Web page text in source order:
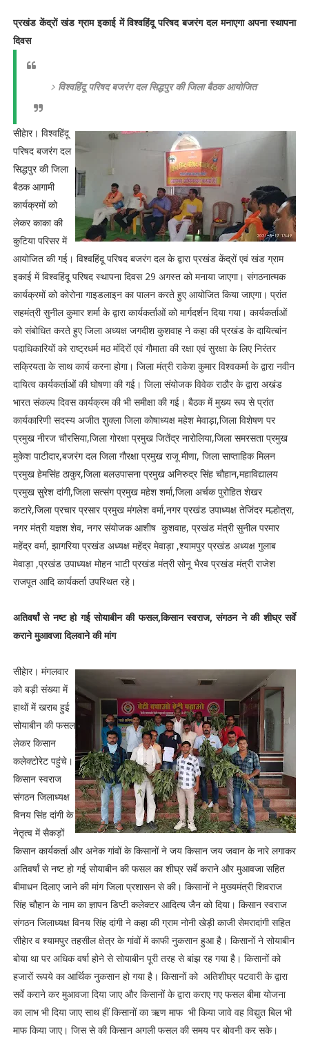
प्रखंड केंद्रों खंड ग्राम इकाई में विश्वहिंदू परिषद बजरंग दल मनाएगा अपना स्थापना
दिवस
विश्वहिंदू परिषद बजरंग दल सिद्धपुर की जिला बैठक आयोजित
सीहेार। विश्वहिंदू
परिषद बजरंग दल
सिद्धपुर की जिला
बैठक आगामी
कार्यक्रमों को
लेकर काका की
कुटिया परिसर में
आयोजित की गई। विश्वहिंदू परिषद बजरंग दल के द्वारा प्रखंड केंद्रों एवं खंड ग्राम
इकाई में विश्वहिंदू परिषद स्थापना दिवस 29 अगस्त को मनाया जाएगा। संगठनात्मक
कार्यक्रमों को कोरोना गाइडलाइन का पालन करते हुए आयोजित किया जाएगा। प्रांत
सहमंत्री सुनील कुमार शर्मा के द्वारा कार्यकर्ताओं को मार्गदर्शन दिया गया। कार्यकर्ताओं
को संबोधित करते हुए जिला अध्यक्ष जगदीश कुशवाह ने कहा की प्रखंड के दायित्बांन
पदाधिकारियों को राष्ट्रधर्म मठ मंदिरों एवं गौमाता की रक्षा एवं सुरक्षा के लिए निरंतर
सक्रियता के साथ कार्य करना होगा। जिला मंत्री राकेश कुमार विश्वकर्मा के द्वारा नवीन
दायित्व कार्यकर्ताओं की घोषणा की गई। जिला संयोजक विवेक राठौर के द्वारा अखंड
भारत संकल्प दिवस कार्यक्रम की भी समीक्षा की गई। बैठक में मुख्य रूप से प्रांत
कार्यकारिणी सदस्य अजीत शुक्ला जिला कोषाध्यक्ष महेश मेवाड़ा,जिला विशेषण पर
प्रमुख नीरज चौरसिया,जिला गोरक्षा प्रमुख जितेंद्र नारोलिया,जिला समरसता प्रमुख
मुकेश पाटीदार,बजरंग दल जिला गौरक्षा प्रमुख राजू मीणा, जिला साप्ताहिक मिलन
प्रमुख हेमसिंह ठाकुर,जिला बलउपासना प्रमुख अनिरुद्र सिंह चौहान,महाविद्यालय
प्रमुख सुरेश दांगी,जिला सत्संग प्रमुख महेश शर्मा,जिला अर्चक पुरोहित शेखर
कटारे,जिला प्रचार प्रसार प्रमुख मंगलेश वर्मा,नगर प्रखंड उपाध्यक्ष तेजिंदर मल्होत्रा,
नगर मंत्री यज्ञश शेव, नगर संयोजक आशीष कुशवाह, प्रखंड मंत्री सुनील परमार
महेंद्र वर्मा, झागरिया प्रखंड अध्यक्ष महेंद्र मेवाड़ा ,श्यामपुर प्रखंड अध्यक्ष गुलाब
मेवाड़ा ,प्रखंड उपाध्यक्ष मोहन भाटी प्रखंड मंत्री सोनू भैरव प्रखंड मंत्री राजेश
राजपूत आदि कार्यकर्ता उपस्थित रहे।
अतिवर्षां से नष्ट हो गई सोयाबीन की फसल,किसान स्वराज, संगठन ने की शीघ्र सर्वे
कराने मुआवजा दिलवाने की मांग
सीहेार। मंगलवार
को बड़ी संख्या में
हाथों में खराब हुई
सोयाबीन की फसल
लेकर किसान
कलेक्टोरेट पहुंचे।
किसान स्वराज
संगठन जिलाध्यक्ष
विनय सिंह दांगी के
नेतृत्व में सैकड़ों
किसान कार्यकर्ता और अनेक गांवों के किसानों ने जय किसान जय जवान के नारे लगाकर
अतिवर्षां से नष्ट हो गई सोयाबीन की फसल का शीघ्र सर्वे कराने और मुआवजा सहित
बीमाधन दिलाए जाने की मांग जिला प्रशासन से की। किसानों ने मुख्यमंत्री शिवराज
सिंह चौहान के नाम का ज्ञापन डिप्टी कलेक्टर आदित्य जैन को दिया। किसान स्वराज
संगठन जिलाध्यक्ष विनय सिंह दांगी ने कहा की ग्राम नोनी खेड़ी काजी सेमरादांगी सहित
सीहेार व श्यामपुर तहसील क्षेत्र के गांवों में काफी नुकसान हुआ है। किसानों ने सोयाबीन
बोया था पर अधिक वर्षा होने से सोयाबीन पूरी तरह से बांझ रह गया है। किसानों को
हजारों रूपये का आर्थिक नुकसान हो गया है। किसानों को अतिशीघ्र पटवारी के द्वारा
सर्वे कराने कर मुआवजा दिया जाए और किसानों के द्वारा कराए गए फसल बीमा योजना
का लाभ भी दिया जाए साथ हीं किसानों का ऋण माफ भी किया जावे वह विद्युत बिल भी
माफ किया जाए। जिस से की किसान अगली फसल की समय पर बोवनी कर सके।